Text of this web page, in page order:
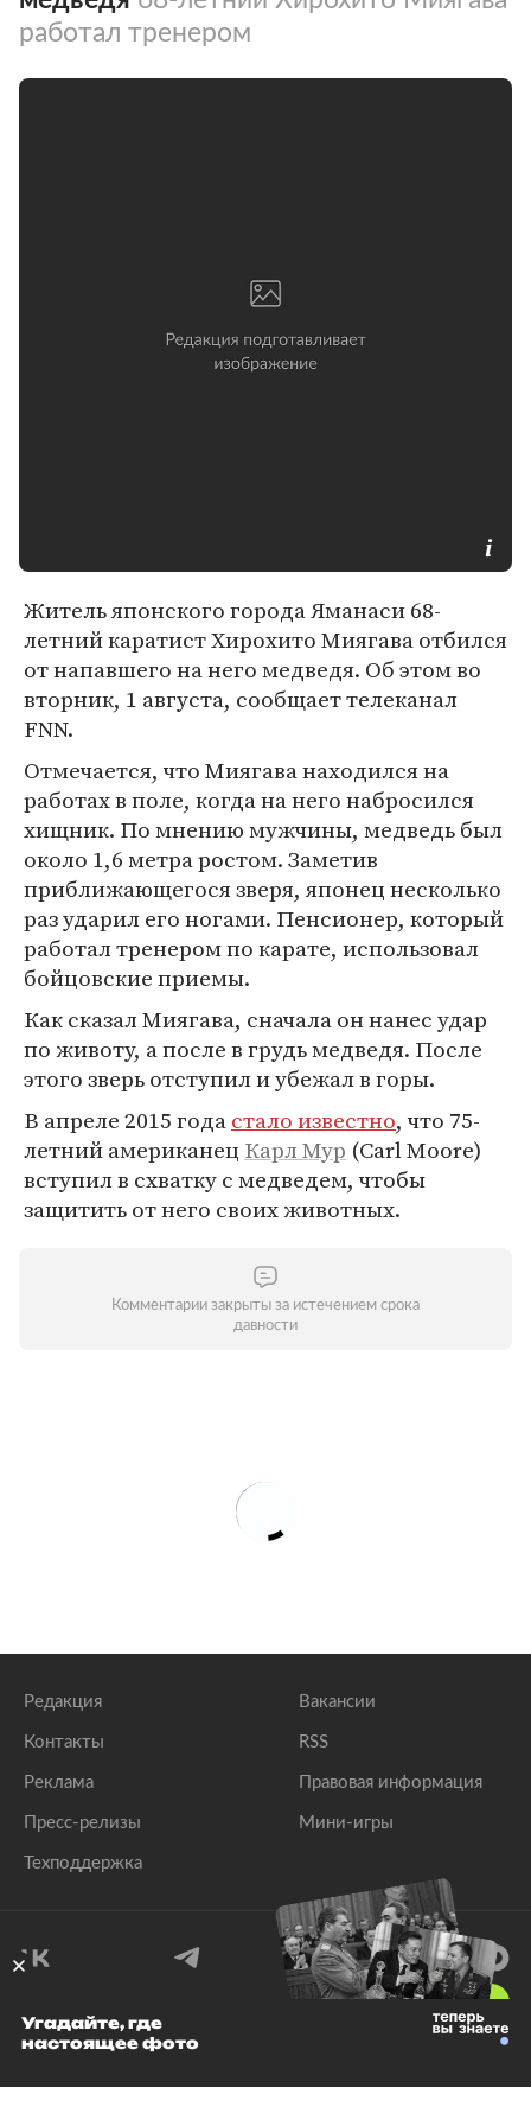
работал тренером
Житель японского города Яманаси 68-
летний каратист Хирохито Миягава отбился
от напавшего на него медведя. Об этом во
вторник, 1 августа, сообщает телеканал
FNN.
Отмечается, что Миягава находился на
работах в поле, когда на него набросился
хищник. По мнению мужчины, медведь был
около 1,6 метра ростом. Заметив
приближающегося зверя, японец несколько
раз ударил его ногами. Пенсионер, который
работал тренером по карате, использовал
бойцовские приемы.
Как сказал Миягава, сначала он нанес удар
по животу, а после в грудь медведя. После
этого зверь отступил и убежал в горы.
В апреле 2015 годастало известно, что 75-
летний американец Карл Мур (Carl Moore)
вступил в схватку с медведем, чтобы
защитить от него своих животных.
Комментарии закрыты за истечением срока
давности
Редакция
Контакты
Реклама
Пресс-релизы
Техподдержка
Вакансии
RSS
Правовая информация
Мини-игры
© 1999–2026 Все права защищены.
Угадайте, где
настоящее фото